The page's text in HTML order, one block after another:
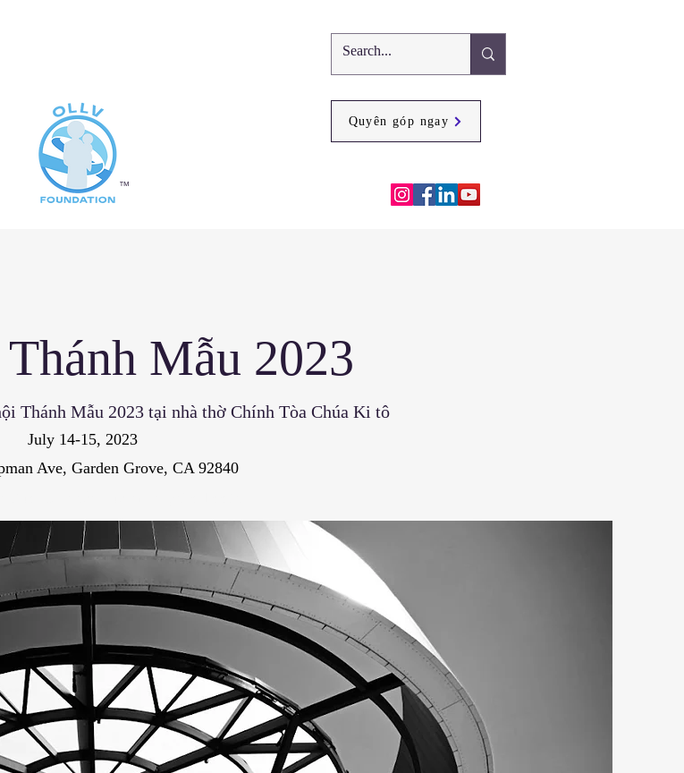
™
Quyên góp ngay
Mẫu 2023
Thánh Mẫu 2023 tại nhà thờ Chính Tòa Chúa Ki tô
July 14-15, 2023
Ave, Garden Grove, CA 92840